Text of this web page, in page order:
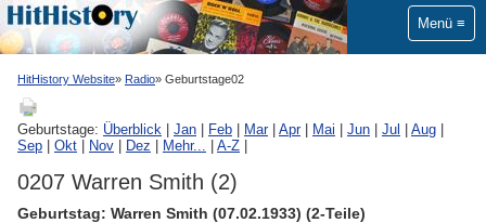
Menü
HitHistory Website Radio Geburtstage02
Geburtstage: Überblick Jan Feb Mar| Apr| Mai Jun Jul Aug
Sep
Okt Nov Dez Mehr... A-Z
0207 Warren Smith (2)
Geburtstag: Warren Smith (07.02.1933) (2-Teile)